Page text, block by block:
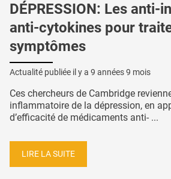
DÉPRESSION: Les
anti-cytokines pour
symptômes
Actualité publiée il y a 9 années 9 mois
Ces chercheurs de Cambridge
inflammatoire de la dépression, en
d’efficacité de médicaments anti- ...
LIRE LA SUITE